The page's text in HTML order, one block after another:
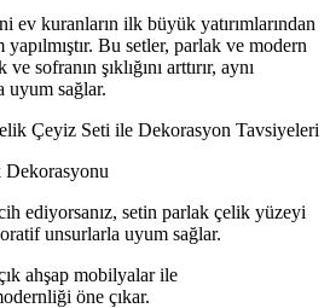
ev kuranların ilk büyük yatırımlarından
Bu setler, parlak ve modern
sofranın şıklığını arttırır, aynı
uyum sağlar.
Çeyiz Seti ile Dekorasyon Tavsiyeleri
ediyorsanız, setin parlak çelik yüzeyi
unsurlarla uyum sağlar.
ahşap mobilyalar ile
öne çıkar.